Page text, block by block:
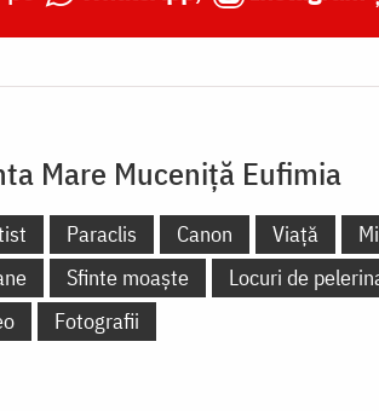
Mare Muceniță Eufimia
Paraclis Canon Viață
Sfinte moaște
Locuri de
Fotografii